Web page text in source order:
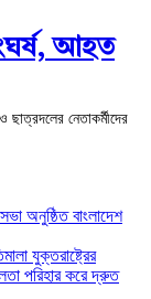
আহত
ছাত্রদলের নেতাকর্মীদের
বাংলাদেশ
যুক্তরাষ্ট্রের